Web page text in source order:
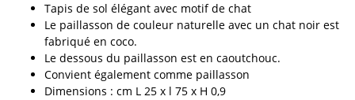
Tapis de sol élégant avec motif de chat
Le paillasson de couleur naturelle avec un chat noir est
fabriqué en coco.
Le dessous du paillasson est en caoutchouc.
Convient également comme paillasson
Dimensions : cm L 25 x l 75 x H 0,9